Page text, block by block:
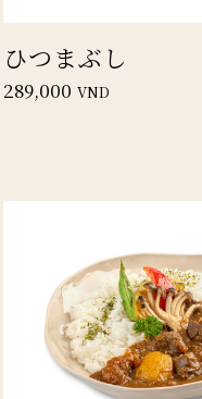
ひつまぶし
289,000 VND